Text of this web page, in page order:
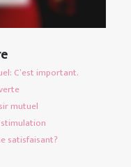
C’est important.
mutuel
satisfaisant?